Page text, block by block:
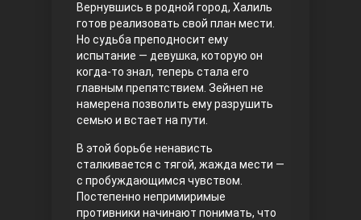
Воскресший Эртугрул
Вернувшись в родной город, Халиль
готов реализовать свой план мести.
Но судьба преподносит ему
испытание — девушка, которую он
когда-то знал, теперь стала его
главным препятствием. Зейнеп не
намерена позволить ему разрушить
семью и встает на пути.
В этой борьбе ненависть
сталкивается с тягой, жажда мести —
с пробуждающимся чувством.
Постепенно непримиримые
противники начинают понимать, что